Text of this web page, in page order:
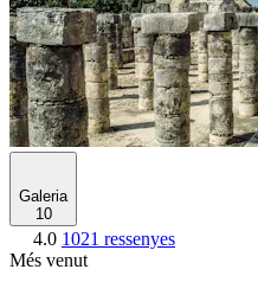
Galeria
10
4.0 1021 ressenyes
Més venut